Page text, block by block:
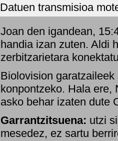
Datuen transmisioa
Joan den igandean,
handia izan zuten. Aldi
zerbitzarietara
Biolovision
konpontzeko. Hala ere,
asko behar izaten dute
Garrantzitsuena: utzi
mesedez, ez sartu